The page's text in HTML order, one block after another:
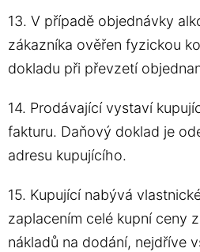
13. V případě objednávky
zákazníka ověřen fyzickou
dokladu při převzetí
14. Prodávající vystaví
fakturu. Daňový doklad je
adresu kupujícího.
15. Kupující nabývá
zaplacením celé kupní ceny
nákladů na dodání, nejdříve